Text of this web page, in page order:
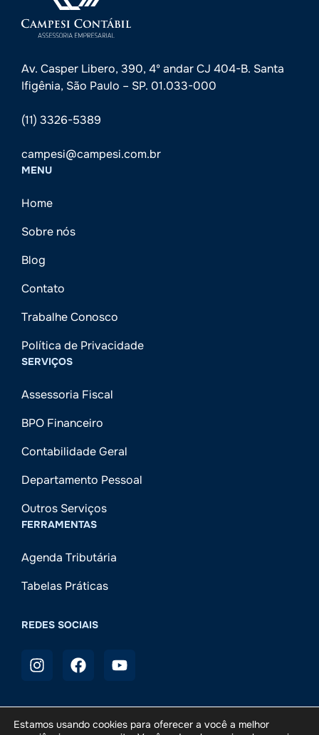
Av. Casper Libero, 390, 4º andar CJ 404-B. Santa
Ifigênia, São Paulo – SP. 01.033-000
(11) 3326-5389
campesi@campesi.com.br
MENU
Home
Sobre nós
Blog
Contato
Trabalhe Conosco
Política de Privacidade
SERVIÇOS
Assessoria Fiscal
BPO Financeiro
Contabilidade Geral
Departamento Pessoal
Outros Serviços
FERRAMENTAS
Agenda Tributária
Tabelas Práticas
REDES SOCIAIS
Estamos usando cookies para oferecer a você a melhor